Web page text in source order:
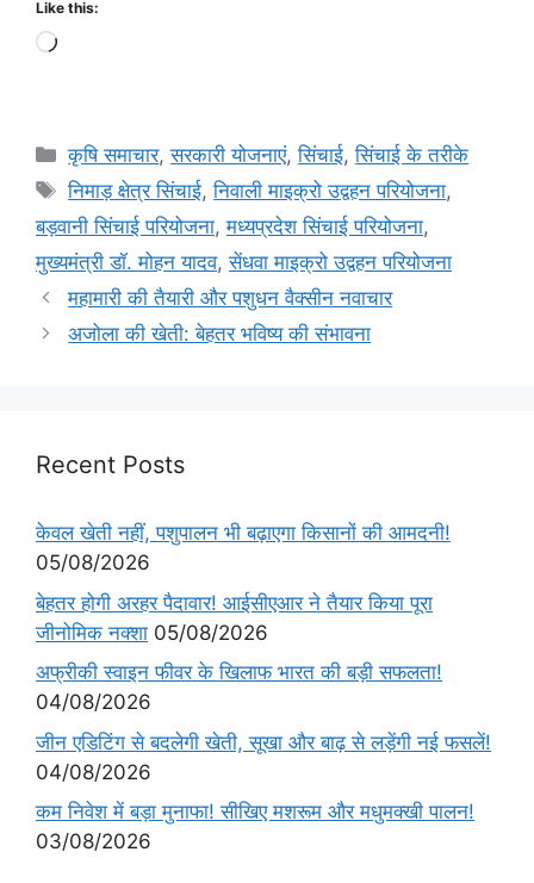
Like this:
कृषि समाचार,सरकारी योजनाएं,सिंचाई,सिंचाई के तरीके
निमाड़ क्षेत्र सिंचाई,निवाली माइक्रो उद्वहन परियोजना,
बड़वानी सिंचाई परियोजना,मध्यप्रदेश सिंचाई परियोजना,
मुख्यमंत्री डॉ. मोहन यादव,सेंधवा माइक्रो उद्वहन परियोजना
महामारी की तैयारी और पशुधन वैक्सीन नवाचार
अजोला की खेती: बेहतर भविष्य की संभावना
Recent Posts
केवल खेती नहीं, पशुपालन भी बढ़ाएगा किसानों की आमदनी!
05/08/2026
बेहतर होगी अरहर पैदावार! आईसीएआर ने तैयार किया पूरा
जीनोमिक नक्शा 05/08/2026
अफ्रीकी स्वाइन फीवर के खिलाफ भारत की बड़ी सफलता!
04/08/2026
जीन एडिटिंग से बदलेगी खेती, सूखा और बाढ़ से लड़ेंगी नई फसलें!
04/08/2026
कम निवेश में बड़ा मुनाफा! सीखिए मशरूम और मधुमक्खी पालन!
03/08/2026